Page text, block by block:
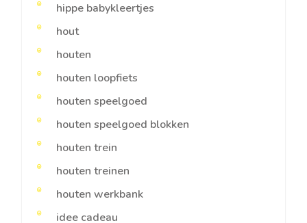
hippe babykleertjes
hout
houten
houten loopfiets
houten speelgoed
houten speelgoed blokken
houten trein
houten treinen
houten werkbank
idee cadeau